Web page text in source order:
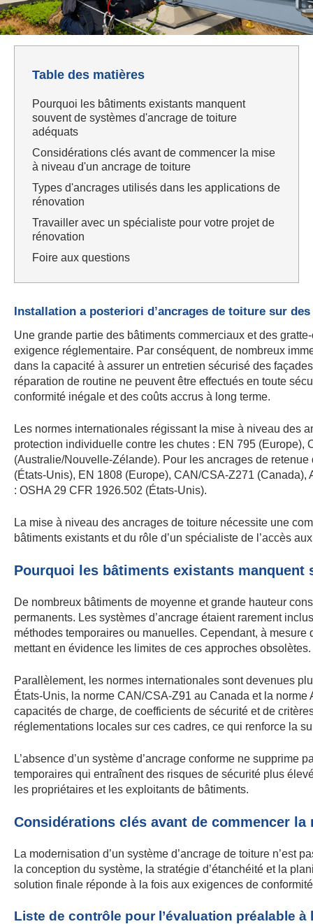
Table des matières
Pourquoi les bâtiments existants manquent
souvent de systèmes d'ancrage de toiture
adéquats
Considérations clés avant de commencer la mise
à niveau d'un ancrage de toiture
Types d'ancrages utilisés dans les applications de
rénovation
Travailler avec un spécialiste pour votre projet de
rénovation
Foire aux questions
Installation a posteriori d’ancrages de toiture sur
Une grande partie des bâtiments commerciaux et des
exigence réglementaire. Par conséquent, de nombreux
dans la capacité à assurer un entretien sécurisé des
réparation de routine ne peuvent être effectués en toute
conformité inégale et des coûts accrus à long terme.
Les normes internationales régissant la mise à niveau des
protection individuelle contre les chutes : EN 795
(Australie/Nouvelle-Zélande). Pour les ancrages de
(États-Unis), EN 1808 (Europe), CAN/CSA-Z271
: OSHA 29 CFR 1926.502 (États-Unis).
La mise à niveau des ancrages de toiture nécessite une
bâtiments existants et du rôle d’un spécialiste de l’accès
Pourquoi les bâtiments existants manquent
De nombreux bâtiments de moyenne et grande hauteur
permanents. Les systèmes d’ancrage étaient rarement
méthodes temporaires ou manuelles. Cependant, à
mettant en évidence les limites de ces approches obsolètes.
Parallèlement, les normes internationales sont devenues
États-Unis, la norme CAN/CSA-Z91 au Canada et la
capacités de charge, de coefficients de sécurité et de
réglementations locales sur ces cadres, ce qui renforce la
L’absence d’un système d’ancrage conforme ne supprime
temporaires qui entraînent des risques de sécurité plus
les propriétaires et les exploitants de bâtiments.
Considérations clés avant de commencer la
La modernisation d’un système d’ancrage de toiture n’est
la conception du système, la stratégie d’étanchéité et la
solution finale réponde à la fois aux exigences de
Liste de contrôle pour l’évaluation préalable